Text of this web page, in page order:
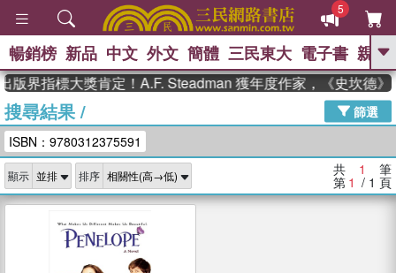
5
GO
高希均教授回憶錄
、 The Odyssey 、 父親節 、 如果歷
獎 臺灣漫遊錄 、 方念華 、 台灣的李
登輝時代
數學女孩：黎曼猜想 、
偉大的迷走神經
暢銷榜 新品 中文 外文 簡體 三民東大 電子書 親子
版界指標大獎肯定！A.F. Steadman 獲年度作家，《史坎德》
搜尋結果/
篩選
ISBN：9780312375591
顯示 排序 共 1 筆
第 1 / 1 頁